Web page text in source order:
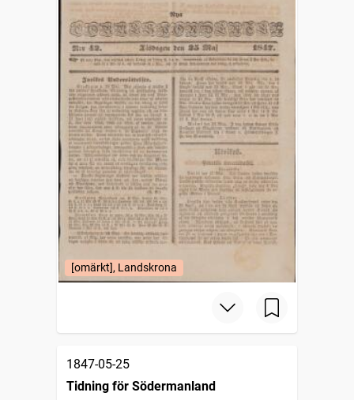
[omärkt], Landskrona
1847-05-25
Tidning för Södermanland